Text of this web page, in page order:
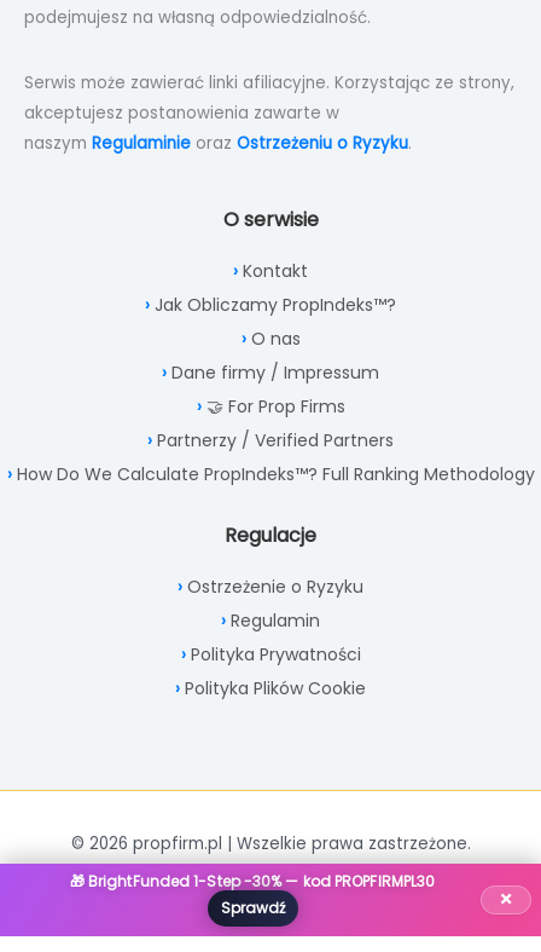
podejmujesz na własną odpowiedzialność.
Serwis może zawierać linki afiliacyjne. Korzystając ze strony,
akceptujesz postanowienia zawarte w
naszym Regulaminie oraz Ostrzeżeniu o Ryzyku.
O serwisie
Kontakt
Jak Obliczamy PropIndeks™?
O nas
Dane firmy / Impressum
🤝 For Prop Firms
Partnerzy / Verified Partners
How Do We Calculate PropIndeks™? Full Ranking Methodology
Regulacje
Ostrzeżenie o Ryzyku
Regulamin
Polityka Prywatności
Polityka Plików Cookie
© 2026 propfirm.pl | Wszelkie prawa zastrzeżone.
🎁 BrightFunded 1-Step -30% — kod PROPFIRMPL30
Sprawdź
×